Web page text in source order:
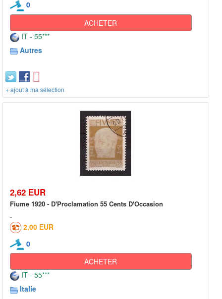
0
ACHETER
IT - 55***
Autres
+ ajout à ma sélection
2,62 EUR
Fiume 1920 - D'Proclamation 55 Cents D'Occasion
2,00 EUR
0
ACHETER
IT - 55***
Italie